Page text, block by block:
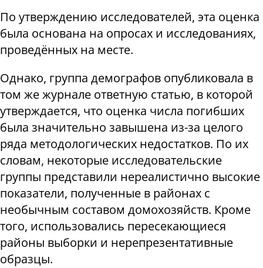
По утверждению исследователей, эта оценка
была основана на опросах и исследованиях,
проведённых на месте.
Однако, группа демографов опубликовала в
том же журнале ответную статью, в которой
утверждается, что оценка числа погибших
была значительно завышена из-за целого
ряда методологических недостатков. По их
словам, некоторые исследовательские
группы представили нереалистично высокие
показатели, полученные в районах с
необычным составом домохозяйств. Кроме
того, использовались пересекающиеся
районы выборки и нерепрезентативные
образцы.